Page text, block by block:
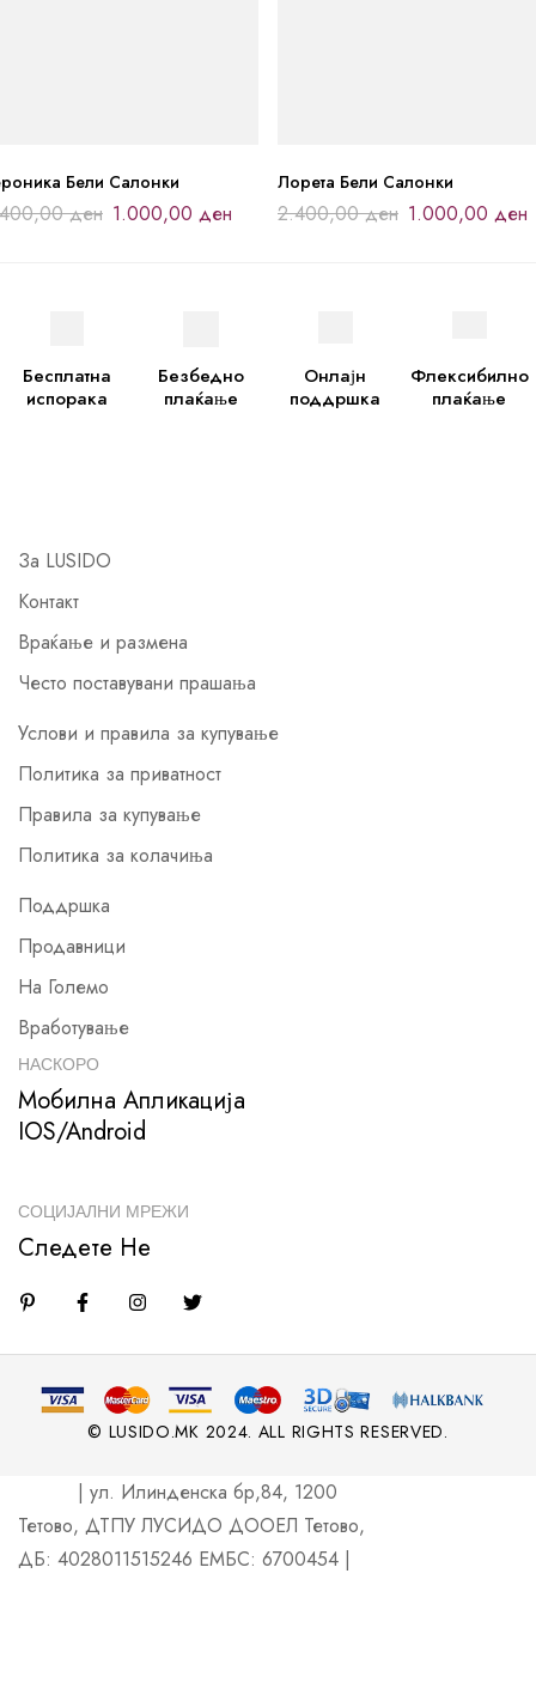
Бели Салонки
ден 1.000,00 ден
Лорета Бели Салонки
2.400,00ден 1.000,00 ден
Бесплатна
испорака
Безбедно
плаќање
Онлајн
поддршка
Флексибилно
плаќање
За LUSIDO
Контакт
Враќање и размена
Често поставувани прашања
Услови и правила за купување
Политика за приватност
Правила за купување
Политика за колачиња
Поддршка
Продавници
На Големо
Вработување
НАСКОРО
Мобилна Апликација
IOS/Android
СОЦИЈАЛНИ МРЕЖИ
Следете Не
© LUSIDO.MK 2024. ALL RIGHTS RESERVED.
| ул. Илинденска бр,84, 1200
Тетово, ДТПУ ЛУСИДО ДООЕЛ Тетово,
ДБ: 4028011515246 ЕМБС: 6700454 |